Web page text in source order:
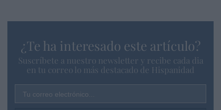
¿Te ha interesado este artículo?
Suscríbete a nuestro newsletter y recibe cada dia
en tu correo lo más destacado de Hispanidad
Tu correo electrónico...